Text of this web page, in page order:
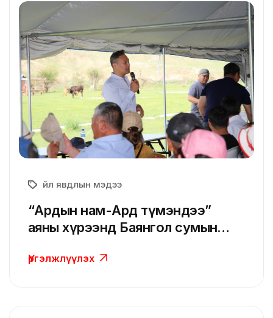
Үйл явдлын мэдээ
“Ардын нам-Ард түмэндээ”
аяны хүрээнд Баянгол сумын
уулзлаа
Үргэлжлүүлэх